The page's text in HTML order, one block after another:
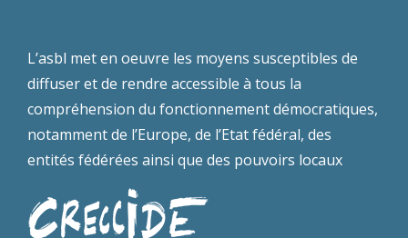
L’asbl met en oeuvre les moyens susceptibles de
diffuser et de rendre accessible à tous la
compréhension du fonctionnement démocratiques,
notamment de l’Europe, de l’Etat fédéral, des
entités fédérées ainsi que des pouvoirs locaux